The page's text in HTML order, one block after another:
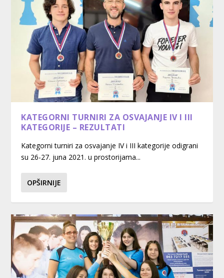
KATEGORNI TURNIRI ZA OSVAJANJE IV I III
KATEGORIJE – REZULTATI
Kategorni turniri za osvajanje IV i III kategorije odigrani
su 26-27. juna 2021. u prostorijama...
OPŠIRNIJE